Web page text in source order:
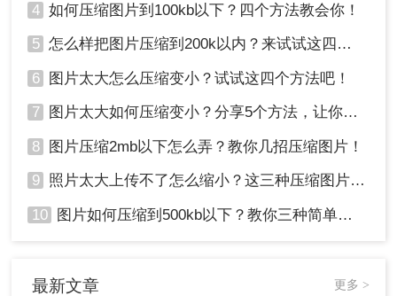
总结
了，将照片压缩至100KB以下虽然具有一定的挑战
性，但通过选择合适的压缩工具和方法，并注意保
持照片的清晰度和可识别度，我们仍然可以实现这
一目标。希望本文介绍的方法能对您有所帮助！
4 如何压缩图片到100kb以下？四个方法教会你！
5 怎么样把图片压缩到200k以内？来试试这四种压缩方法！
6 图片太大怎么压缩变小？试试这四个方法吧！
7 图片太大如何压缩变小？分享5个方法，让你轻松调整图片大小
8 图片压缩2mb以下怎么弄？教你几招压缩图片！
9 照片太大上传不了怎么缩小？这三种压缩图片的方法非常实用！
10 图片如何压缩到500kb以下？教你三种简单方法！
最新文章 更多 >